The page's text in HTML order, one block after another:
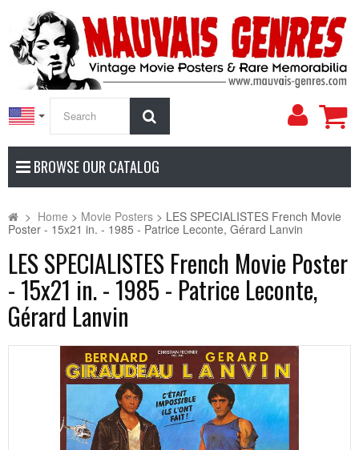
My
BROWSE OUR CATALOG
> Home > Movie Posters > LES SPECIALISTES French Movie
Poster - 15x21 in. - 1985 - Patrice Leconte, Gérard Lanvin
LES SPECIALISTES French Movie Poster
- 15x21 in. - 1985 - Patrice Leconte,
Gérard Lanvin